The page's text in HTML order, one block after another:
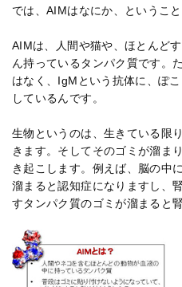
では、AIMはなにか、ということ
AIMは、人間や猫や、ほとんど
ん持っているタンパク質です。
はなく、IgMという抗体に、ぽ
しているんです。
生物というのは、生きている限
きます。そしてそのゴミが溜ま
き起こします。例えば、脳の中
溜まると認知症になりますし、
すタンパク質のゴミが溜まると